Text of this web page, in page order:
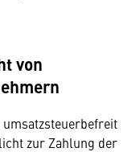
von
zur Zahlung der